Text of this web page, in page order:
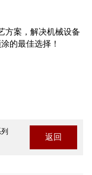
方案，解决机械设备
的最佳选择！
返回